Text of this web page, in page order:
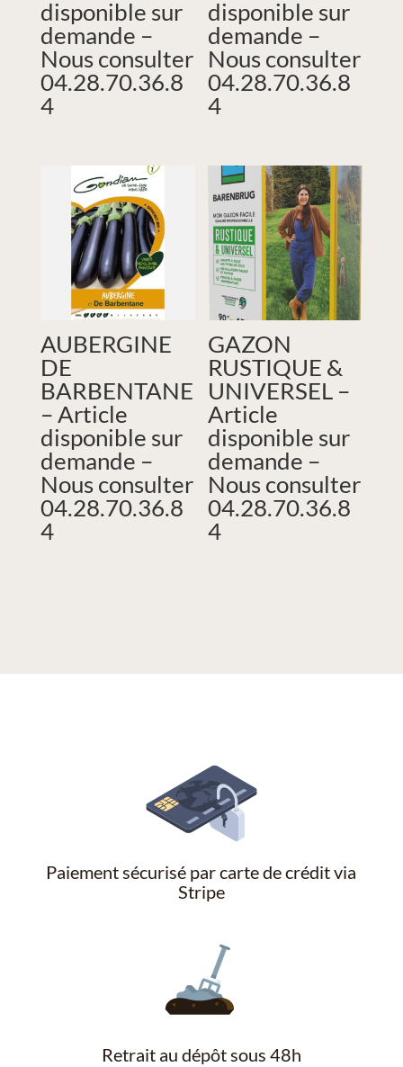
disponible sur
demande –
Nous consulter
04.28.70.36.8
4
disponible sur
demande –
Nous consulter
04.28.70.36.8
4
AUBERGINE
DE
BARBENTANE
– Article
disponible sur
demande –
Nous consulter
04.28.70.36.8
4
GAZON
RUSTIQUE &
UNIVERSEL –
Article
disponible sur
demande –
Nous consulter
04.28.70.36.8
4
Paiement sécurisé par carte de crédit via
Stripe
Retrait au dépôt sous 48h